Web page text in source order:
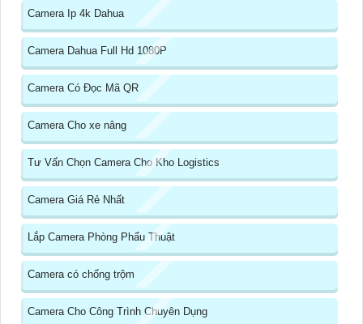
Camera Ip 4k Dahua
Camera Dahua Full Hd 1080P
Camera Có Đọc Mã QR
Camera Cho xe nâng
Tư Vấn Chọn Camera Cho Kho Logistics
Camera Giá Rẻ Nhất
Lắp Camera Phòng Phẩu Thuật
Camera có chống trộm
Camera Cho Công Trình Chuyên Dụng